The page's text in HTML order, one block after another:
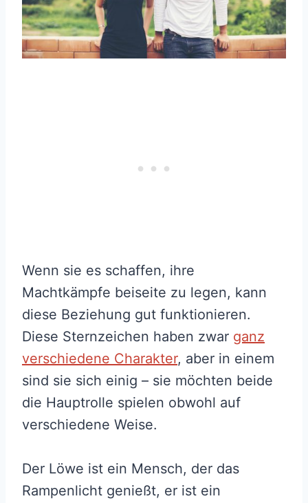
Wenn sie es schaffen, ihre
Machtkämpfe beiseite zu legen, kann
diese Beziehung gut funktionieren.
Diese Sternzeichen haben zwar ganz
verschiedene Charakter, aber in einem
sind sie sich einig – sie möchten beide
die Hauptrolle spielen obwohl auf
verschiedene Weise.
Der Löwe ist ein Mensch, der das
Rampenlicht genießt, er ist ein